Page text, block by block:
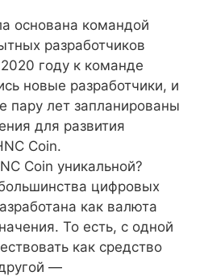
основана командой
разработчиков
году к команде
новые разработчики, и
пару лет запланированы
для развития
Coin.
Coin уникальной?
цифровых
как валюта
То есть, с одной
как средство
—